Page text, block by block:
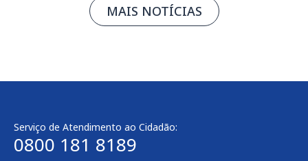
MAIS NOTÍCIAS
Serviço de Atendimento ao Cidadão:
0800 181 8189